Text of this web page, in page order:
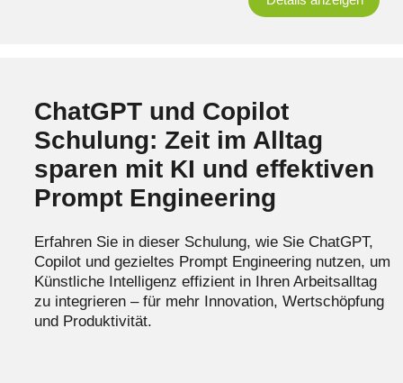
ChatGPT und Copilot
Schulung: Zeit im Alltag
sparen mit KI und effektiven
Prompt Engineering
Erfahren Sie in dieser Schulung, wie Sie ChatGPT,
Copilot und gezieltes Prompt Engineering nutzen, um
Künstliche Intelligenz effizient in Ihren Arbeitsalltag
zu integrieren – für mehr Innovation, Wertschöpfung
und Produktivität.